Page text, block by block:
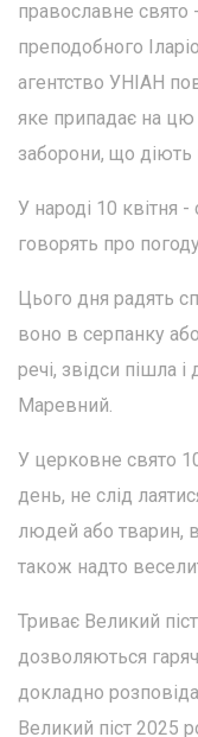
православне свято
преподобного
агентство УНІАН
яке припадає на цю
заборони, що діють
У народі 10 квітня
говорять про
Цього дня радять
воно в серпанку
речі, звідси пішла
Маревний.
У церковне свято
день, не слід
людей або тварин,
також надто
Триває Великий
дозволяються
докладно
Великий піст 2025